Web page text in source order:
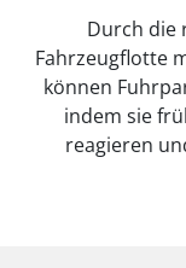
Durch die
Fahrzeugflotte
können
indem sie
reagieren